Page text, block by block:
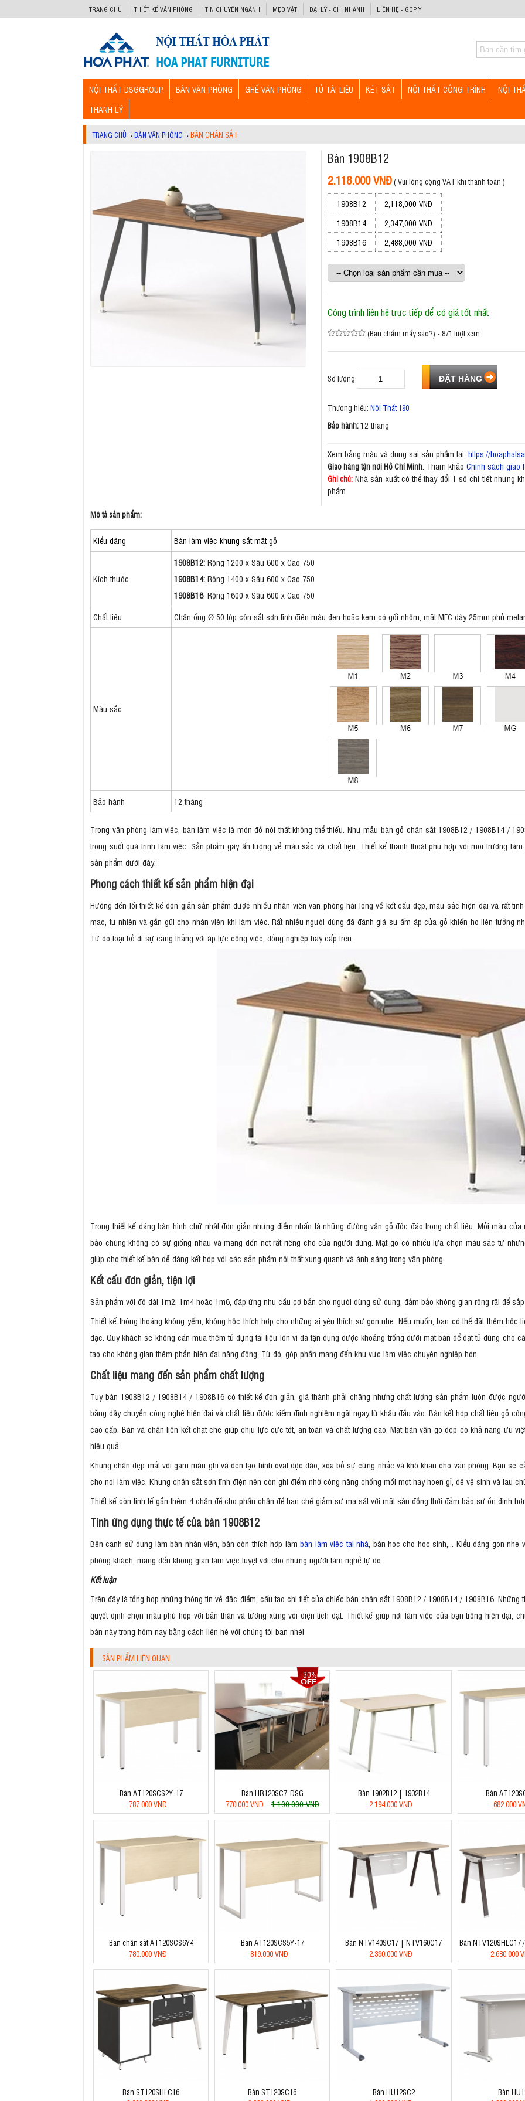
TRANG CHỦ THIẾT KẾ VĂN PHÒNG TIN CHUYÊN NGÀNH MẸO VẶT ĐẠI LÝ - CHI NHÁNH LIÊN HỆ - GÓP Ý
NỘI THẤT DSGGROUP BÀN VĂN PHÒNG GHẾ VĂN PHÒNG TỦ TÀI LIỆU KÉT SẮT NỘI THẤT CÔNG TRÌNH
NỘI
THANH LÝ
TRANG CHỦ › BÀN VĂN PHÒNG ›BÀN CHÂN SẮT
Bàn 1908B12
2.118.000 VNĐ( Vui lòng cộng VAT khi thanh toán )
1908B12
2,118,000 VNĐ
1908B14
2,347,000 VNĐ
1908B16
2,488,000 VNĐ
Công trình liên hệ trực tiếp để có giá tốt nhất
(Bạn chấm mấy sao?) - 871 lượt xem
Số lượng
Thương hiệu: Nội Thất 190
Bảo hành:12 tháng
Xem bảng màu và dung sai sản phẩm tại: https://
Giao hàng tận nơi Hồ Chí Minh. Tham khảo Chính sách giao
Ghi chú:Nhà sản xuất có thể thay đổi 1 số chi tiết nhưng
phẩm
Mô tả sản phẩm:
Kiểu dáng Bàn làm việc khung sắt mặt gỗ
Kích thước
1908B12: Rộng 1200 x Sâu 600 x Cao 750
1908B14: Rộng 1400 x Sâu 600 x Cao 750
1908B16: Rộng 1600 x Sâu 600 x Cao 750
Chất liệu
Chân ống Ø 50 tóp côn sắt sơn tĩnh điện màu đen hoặc kem có gối nhôm, mặt MFC dày 25mm phủ
Màu sắc
Bảo hành 12 tháng
Trong văn phòng làm việc, bàn làm việc là món đồ nội thất không thể thiếu. Như mẫu bàn gỗ chân sắt 1908B12 / 1908B14 /
trong suốt quá trình làm việc. Sản phẩm gây ấn tượng về màu sắc và chất liệu. Thiết kế thanh thoát phù hợp với môi trường
sản phẩm dưới đây:
Phong cách thiết kế sản phẩm hiện đại
Hướng đến lối thiết kế đơn giản sản phẩm được nhiều nhân viên văn phòng hài lòng về kết cấu đẹp, màu sắc hiện đại và rất
mạc, tự nhiên và gần gũi cho nhân viên khi làm việc. Rất nhiều người dùng đã đánh giá sự ấm áp của gỗ khiến họ liên tưởng
Từ đó loại bỏ đi sự căng thẳng với áp lực công việc, đồng nghiệp hay cấp trên.
Trong thiết kế dáng bàn hình chữ nhật đơn giản nhưng điểm nhấn là những đường vân gỗ độc đáo trong chất liệu. Mỗi màu
bảo chúng không có sự giống nhau và mang đến nét rất riêng cho của người dùng. Mặt gỗ có nhiều lựa chọn màu sắc từ
giúp cho thiết kế bàn dễ dàng kết hợp với các sản phẩm nội thất xung quanh và ánh sáng trong văn phòng.
Kết cấu đơn giản, tiện lợi
Sản phẩm với độ dài 1m2, 1m4 hoặc 1m6, đáp ứng nhu cầu cơ bản cho người dùng sử dụng, đảm bảo không gian rộng rãi để
Thiết kế thông thoáng không yếm, không hộc thích hợp cho những ai yêu thích sự gọn nhẹ. Nếu muốn, bạn có thể đặt thêm hộc
đạc. Quý khách sẽ không cần mua thêm tủ đựng tài liệu lớn vì đã tận dụng được khoảng trống dưới mặt bàn để đặt tủ dùng cho
tạo cho không gian thêm phần hiện đại năng động. Từ đó, góp phần mang đến khu vực làm việc chuyên nghiệp hơn.
Chất liệu mang đến sản phẩm chất lượng
Tuy bàn 1908B12 / 1908B14 / 1908B16 có thiết kế đơn giản, giá thành phải chăng nhưng chất lượng sản phẩm luôn được
bằng dây chuyền công nghệ hiện đại và chất liệu được kiểm định nghiêm ngặt ngay từ khâu đầu vào. Bàn kết hợp chất liệu gỗ
cao cấp. Bàn và chân liên kết chặt chẽ giúp chịu lực cực tốt, an toàn và chất lượng cao. Mặt bàn vân gỗ đẹp có khả năng ưu
hiệu quả.
Khung chân đẹp mắt với gam màu ghi và đen tạo hình oval độc đáo, xóa bỏ sự cứng nhắc và khô khan cho văn phòng. Bạn sẽ
cho nơi làm việc. Khung chân sắt sơn tĩnh điện nên còn ghi điểm nhờ công năng chống mối mọt hay hoen gỉ, dễ vệ sinh và lau
Thiết kế còn tinh tế gắn thêm 4 chân để cho phần chân để hạn chế giảm sự ma sát với mặt sàn đồng thời đảm bảo sự ổn định
Tính ứng dụng thực tế của bàn 1908B12
Bên cạnh sử dụng làm bàn nhân viên, bàn còn thích hợp làmbàn làm việc tại nhà , bàn học cho học sinh,... Kiểu dáng gọn
phòng khách, mang đến không gian làm việc tuyệt vời cho những người làm nghề tự do.
Kết luận
Trên đây là tổng hợp những thông tin về đặc điểm, cấu tạo chi tiết của chiếc bàn chân sắt 1908B12 / 1908B14 / 1908B16.
quyết định chọn mẫu phù hợp với bản thân và tương xứng với diện tích đặt. Thiết kế giúp nơi làm việc của bạn trông hiện đại,
bàn này trong hôm nay bằng cách liên hệ với chúng tôi bạn nhé!
SẢN PHẨM LIÊN QUAN
Bàn AT120SCS2Y-17
787.000 VNĐ
30%
Bàn HR120SC7-DSG
770.000 VNĐ
1.100.000 VNĐ
Bàn 1902B12 | 1902B14
2.194.000 VNĐ
Bàn
682.000
Bàn chân sắt AT120SCS6Y4
780.000 VNĐ
Bàn AT120SCS5Y-17
819.000 VNĐ
Bàn NTV140SC17 | NTV160C17
2.390.000 VNĐ
Bàn NTV120SHLC17
2.680.000
Bàn ST120SHLC16
Bàn ST120SC16
Bàn HU12SC2
Bàn